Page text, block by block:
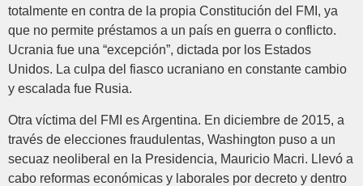
totalmente en contra de la propia Constitución del FMI, ya
que no permite préstamos a un país en guerra o conflicto.
Ucrania fue una “excepción”, dictada por los Estados
Unidos. La culpa del fiasco ucraniano en constante cambio
y escalada fue Rusia.
Otra víctima del FMI es Argentina. En diciembre de 2015, a
través de elecciones fraudulentas, Washington puso a un
secuaz neoliberal en la Presidencia, Mauricio Macri. Llevó a
cabo reformas económicas y laborales por decreto y dentro